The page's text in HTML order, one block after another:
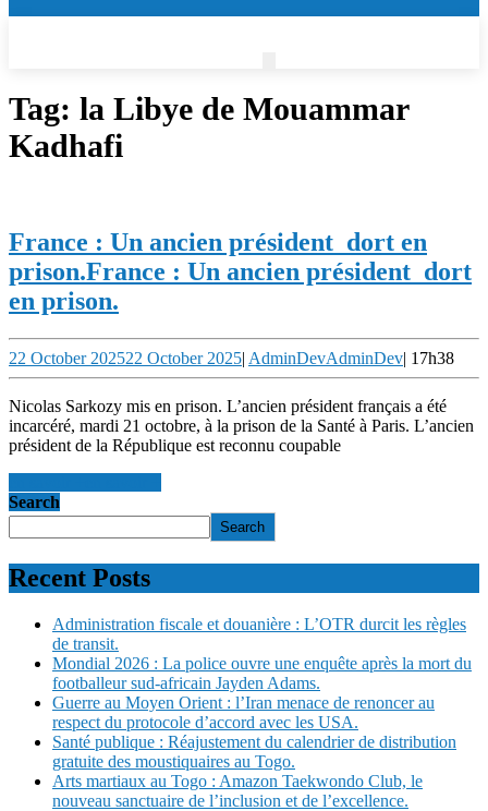
Tag: la Libye de Mouammar
Kadhafi
France : Un ancien président dort en
prison.France : Un ancien président dort
en prison.
22 October 202522 October 2025| AdminDevAdminDev| 17h38
Nicolas Sarkozy mis en prison. L’ancien président français a été
incarcéré, mardi 21 octobre, à la prison de la Santé à Paris. L’ancien
président de la République est reconnu coupable
Search
Search
Recent Posts
Administration fiscale et douanière : L’OTR durcit les règles
de transit.
Mondial 2026 : La police ouvre une enquête après la mort du
footballeur sud-africain Jayden Adams.
Guerre au Moyen Orient : l’Iran menace de renoncer au
respect du protocole d’accord avec les USA.
Santé publique : Réajustement du calendrier de distribution
gratuite des moustiquaires au Togo.
Arts martiaux au Togo : Amazon Taekwondo Club, le
nouveau sanctuaire de l’inclusion et de l’excellence.